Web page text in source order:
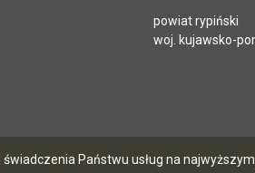
Państwu usług na
powiat rypiński
woj. kujawsko-